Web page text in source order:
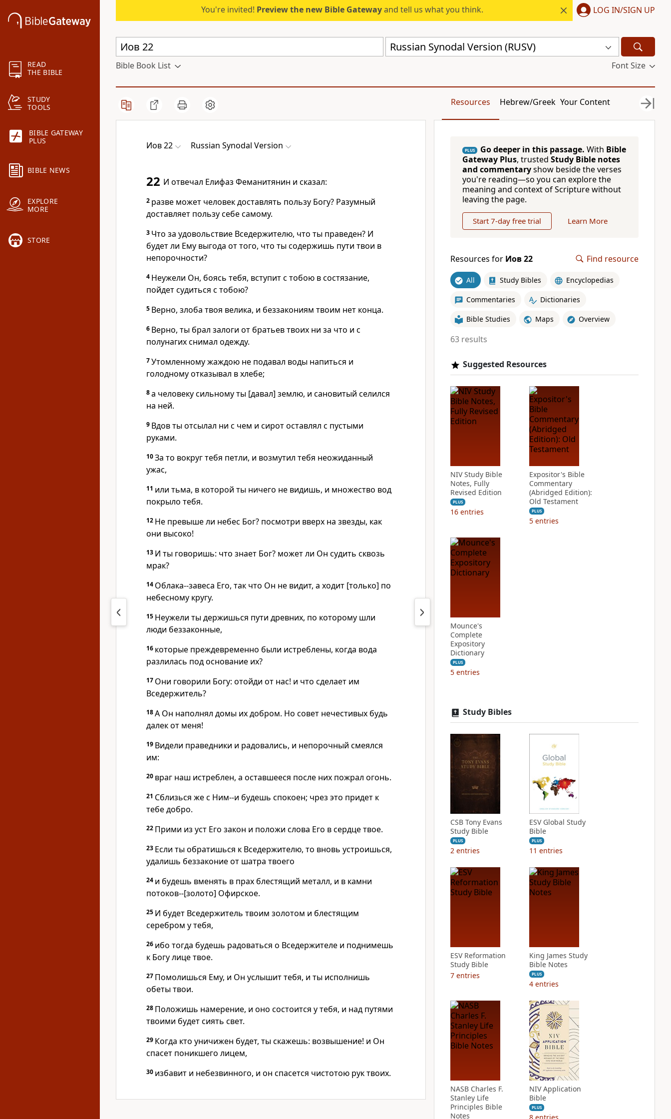
READ
THE BIBLE
STUDY
TOOLS
BIBLE GATEWAY
PLUS
BIBLE NEWS
EXPLORE
MORE
STORE
You're invited! Preview the new Bible Gatewayand tell us what you think. LOG IN/SIGN UP
Russian Synodal Version (RUSV)
Bible Book List Font Size
Resources Hebrew/Greek Your Content
Иов 22 Russian Synodal Version
22 И отвечал Елифаз Феманитянин и сказал:
2 разве может человек доставлять пользу Богу? Разумный
доставляет пользу себе самому.
3 Что за удовольствие Вседержителю, что ты праведен? И
будет ли Ему выгода от того, что ты содержишь пути твои в
непорочности?
4 Неужели Он, боясь тебя, вступит с тобою в состязание,
пойдет судиться с тобою?
5 Верно, злоба твоя велика, и беззакониям твоим нет конца.
6 Верно, ты брал залоги от братьев твоих ни за что и с
полунагих снимал одежду.
7Утомленному жаждою не подавал воды напиться и
голодному отказывал в хлебе;
8а человеку сильному ты [давал] землю, и сановитый селился
на ней.
9 Вдов ты отсылал ни с чем и сирот оставлял с пустыми
руками.
10За то вокруг тебя петли, и возмутил тебя неожиданный
ужас,
11 или тьма, в которой ты ничего не видишь, и множество вод
покрыло тебя.
12 Не превыше ли небес Бог? посмотри вверх на звезды, как
они высоко!
13 И ты говоришь: что знает Бог? может ли Он судить сквозь
мрак?
14 Облака--завеса Его, так что Он не видит, а ходит [только] по
небесному кругу.
15 Неужели ты держишься пути древних, по которому шли
люди беззаконные,
16 которые преждевременно были истреблены, когда вода
разлилась под основание их?
17 Они говорили Богу: отойди от нас! и что сделает им
Вседержитель?
18А Он наполнял домы их добром. Но совет нечестивых будь
далек от меня!
19 Видели праведники и радовались, и непорочный смеялся
им:
20 враг наш истреблен, а оставшееся после них пожрал огонь.
21 Сблизься же с Ним--и будешь спокоен; чрез это придет к
тебе добро.
22 Прими из уст Его закон и положи слова Его в сердце твое.
23 Если ты обратишься к Вседержителю, то вновь устроишься,
удалишь беззаконие от шатра твоего
24 и будешь вменять в прах блестящий металл, и в камни
потоков--[золото] Офирское.
25 И будет Вседержитель твоим золотом и блестящим
серебром у тебя,
26 ибо тогда будешь радоваться о Вседержителе и поднимешь
к Богу лице твое.
27 Помолишься Ему, и Он услышит тебя, и ты исполнишь
обеты твои.
28 Положишь намерение, и оно состоится у тебя, и над путями
твоими будет сиять свет.
29 Когда кто уничижен будет, ты скажешь: возвышение! и Он
спасет поникшего лицем,
30 избавит и небезвинного, и он спасется чистотою рук твоих.
PLUS Go deeper in this passage. With Bible
Gateway Plus, trusted Study Bible notes
and commentaryshow beside the verses
you're reading—so you can explore the
meaning and context of Scripture without
leaving the page.
Start 7-day free trial Learn More
Resources for Иов 22 Find resource
All Study Bibles Encyclopedias
Commentaries Dictionaries
Bible Studies Maps Overview
63 results
Suggested Resources
NIV Study Bible
Notes, Fully
Revised Edition
PLUS
16 entries
Expositor's Bible
Commentary
(Abridged Edition):
Old Testament
PLUS
5 entries
Mounce's
Complete
Expository
Dictionary
PLUS
5 entries
Study Bibles
CSB Tony Evans
Study Bible
PLUS
2 entries
ESV Global Study
Bible
PLUS
11 entries
ESV Reformation
Study Bible
7 entries
King James Study
Bible Notes
PLUS
4 entries
NASB Charles F.
Stanley Life
Principles Bible
Notes
NIV Application
Bible
PLUS